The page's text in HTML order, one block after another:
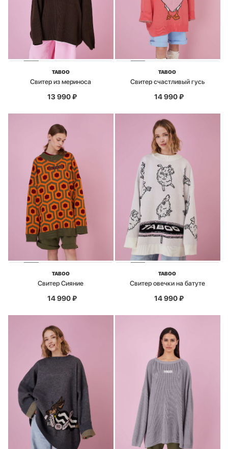
TABOO
Свитер из мериноса
13 990₽
TABOO
Свитер счастливый гусь
14 990₽
TABOO
Свитер Сияние
14 990₽
TABOO
Свитер овечки на батуте
14 990₽